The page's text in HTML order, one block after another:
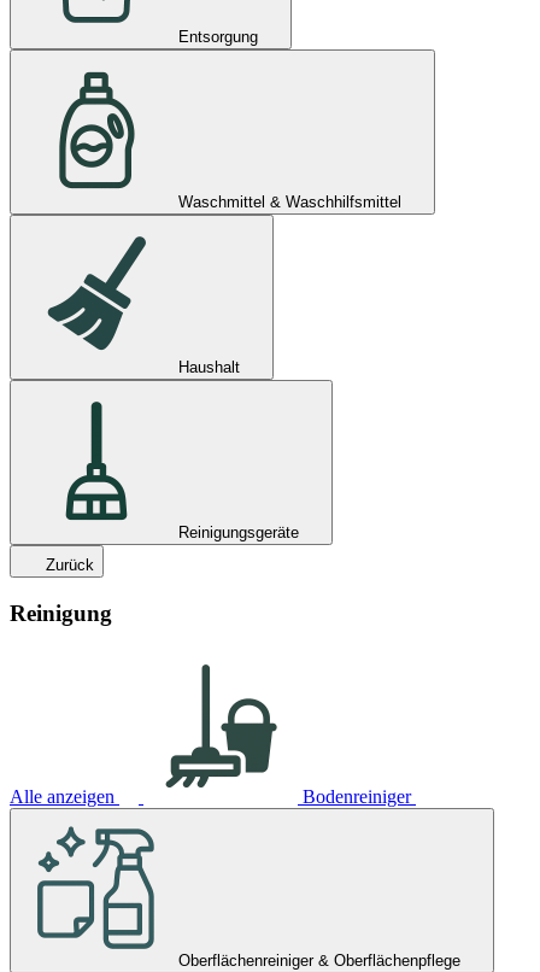
Entsorgung
Waschmittel & Waschhilfsmittel
Haushalt
Reinigungsgeräte
Zurück
Reinigung
Alle anzeigen Bodenreiniger
Oberflächenreiniger & Oberflächenpflege